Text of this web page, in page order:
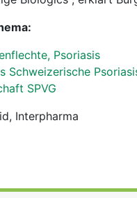
Psoriasis
Schweizerische
SPVG
Interpharma